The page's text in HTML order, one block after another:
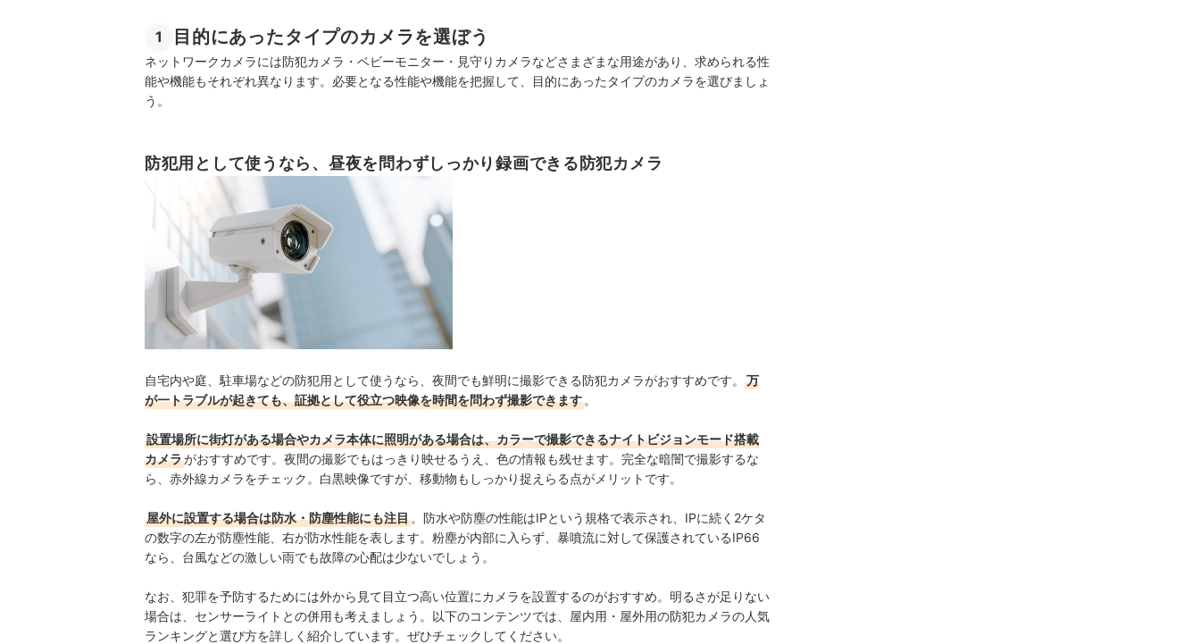
1 目的にあったタイプのカメラを選ぼう
ネットワークカメラには防犯カメラ・ベビーモニター・見守りカメラなどさまざまな用途があり、求められる性
能や機能もそれぞれ異なります。必要となる性能や機能を把握して、目的にあったタイプのカメラを選びましょ
う。
防犯用として使うなら、昼夜を問わずしっかり録画できる防犯カメラ
自宅内や庭、駐車場などの防犯用として使うなら、夜間でも鮮明に撮影できる防犯カメラがおすすめです。
万
が一トラブルが起きても、証拠として役立つ映像を時間を問わず撮影できます 。
設置場所に街灯がある場合やカメラ本体に照明がある場合は、カラーで撮影できるナイトビジョンモード搭載
カメラがおすすめです。夜間の撮影でもはっきり映せるうえ、色の情報も残せます。完全な暗闇で撮影するな
ら、赤外線カメラをチェック。白黒映像ですが、移動物もしっかり捉えらる点がメリットです。
屋外に設置する場合は防水・防塵性能にも注目 。防水や防塵の性能はIPという規格で表示され、IPに続く2ケタ
の数字の左が防塵性能、右が防水性能を表します。粉塵が内部に入らず、暴噴流に対して保護されているIP66
なら、台風などの激しい雨でも故障の心配は少ないでしょう。
なお、犯罪を予防するためには外から見て目立つ高い位置にカメラを設置するのがおすすめ。明るさが足りない
場合は、センサーライトとの併用も考えましょう。以下のコンテンツでは、屋内用・屋外用の防犯カメラの人気
ランキングと選び方を詳しく紹介しています。ぜひチェックしてください。